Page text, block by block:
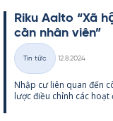
Riku Aalto “Xã
cần nhân viên”
Thể
loại
Tin tức
12.8.2024
Nhập cư liên quan đến
lược điều chỉnh các hoạt